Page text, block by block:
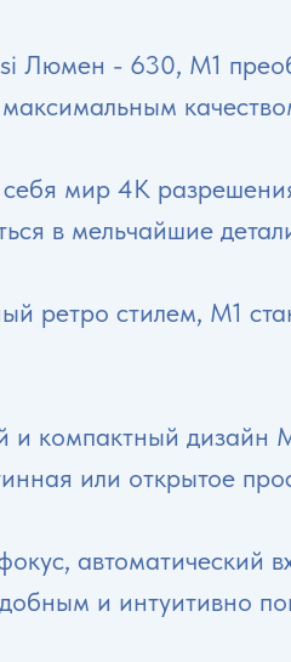
Люмен - 630, M1
себя мир 4K
в мельчайшие
ретро стилем, M1
и компактный дизайн
или открытое
автоматический
и интуитивно